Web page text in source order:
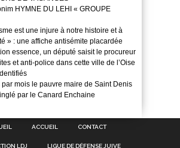
HYMNE DU LEHI « GROUPE
est une injure à notre histoire et à
» : une affiche antisémite placardée
essence, un député saisit le procureur
et anti-police dans cette ville de l’Oise
par mois le pauvre maire de Saint Denis
par le Canard Enchaine
ACCUEIL CONTACT
LDJ LIGUE DE DÉFENSE JUIVE